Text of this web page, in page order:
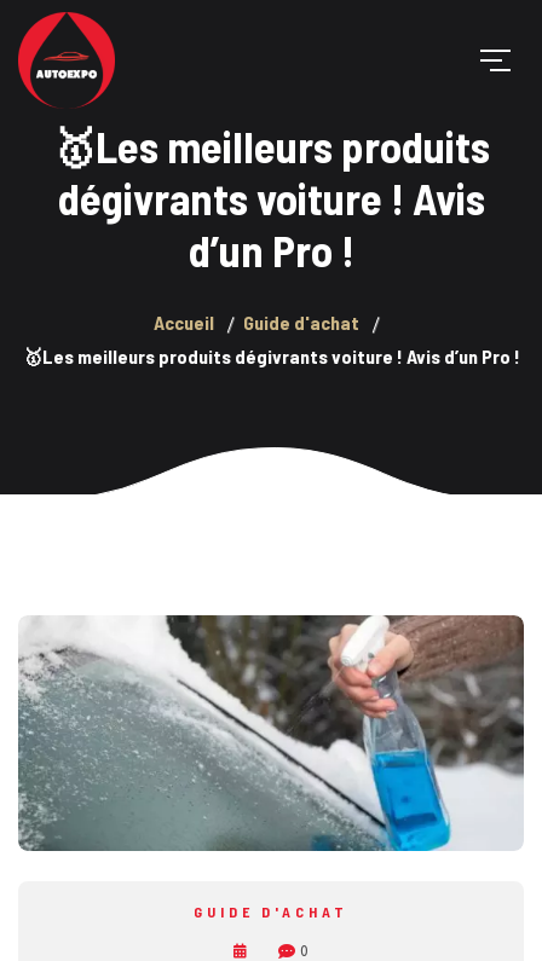
🥇Les meilleurs produits
dégivrants voiture ! Avis
d’un Pro !
Accueil
Guide d'achat
🥇Les meilleurs produits dégivrants voiture ! Avis d’un Pro !
GUIDE D'ACHAT
0